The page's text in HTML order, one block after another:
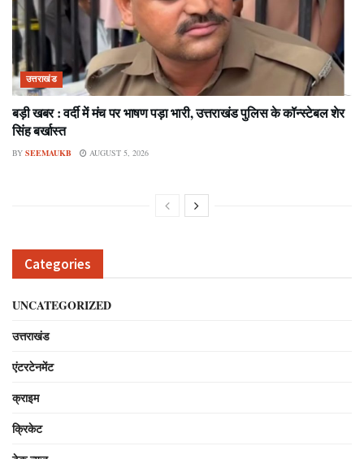
उत्तराखंड
बड़ी खबर : वर्दी में मंच पर भाषण पड़ा भारी, उत्तराखंड पुलिस के कॉन्स्टेबल शेर
सिंह बर्खास्त
BY SEEMAUKB AUGUST 5, 2026
Categories
UNCATEGORIZED
उत्तराखंड
एंटरटेनमेंट
क्राइम
क्रिकेट